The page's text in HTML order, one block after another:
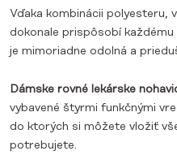
Vďaka kombinácii polyesteru,
dokonale prispôsobí
je mimoriadne odolná a
Dámske rovné lekárske
vybavené štyrmi funkčnými
do ktorých si môžete vložiť
potrebujete.